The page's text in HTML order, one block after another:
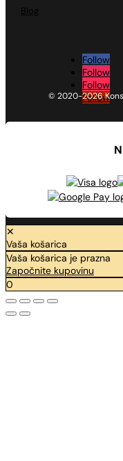
Blog
Follow
Follow
Follow
Follow
© 2020-2026
✕
Vaša košarica
Vaša košarica je prazna
Započnite kupovinu
0